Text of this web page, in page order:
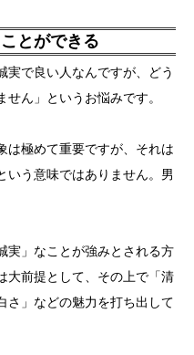
とができる
実で良い人なんですが、どう
ん」というお悩みです。
は極めて重要ですが、それは
いう意味ではありません。男
実」なことが強みとされる方
大前提として、その上で「清
さ」などの魅力を打ち出して